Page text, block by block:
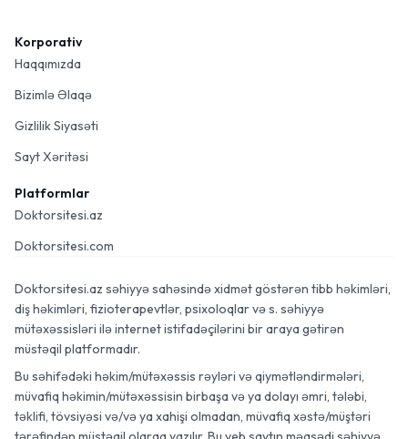
Korporativ
Haqqımızda
Bizimlə Əlaqə
Gizlilik Siyasəti
Sayt Xəritəsi
Platformlar
Doktorsitesi.az
Doktorsitesi.com
Doktorsitesi.az səhiyyə sahəsində xidmət göstərən tibb həkimləri,
diş həkimləri, fizioterapevtlər, psixoloqlar və s. səhiyyə
mütəxəssisləri ilə internet istifadəçilərini bir araya gətirən
müstəqil platformadır.
Bu səhifədəki həkim/mütəxəssis rəyləri və qiymətləndirmələri,
müvafiq həkimin/mütəxəssisin birbaşa və ya dolayı əmri, tələbi,
təklifi, tövsiyəsi və/və ya xahişi olmadan, müvafiq xəstə/müştəri